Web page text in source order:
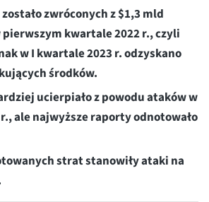
zwróconych z $1,3 mld
kwartale 2022 r., czyli
w I kwartale 2023 r. odzyskano
środków.
ucierpiało z powodu ataków w
ale najwyższe raporty odnotowało
strat stanowiły ataki na